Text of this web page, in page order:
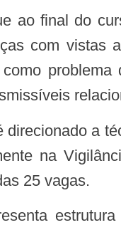
com vistas
como
na
25 vagas.